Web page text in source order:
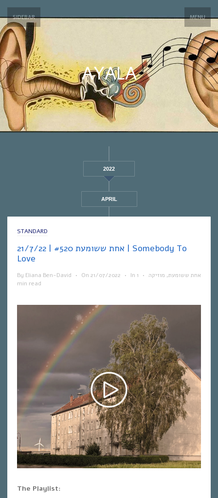
SIDEBAR MENU
AYALA
2022
APRIL
STANDARD
אחת ששומעת #520 | 21/7/22 | Somebody To
Love
By Eliana Ben-David • On 21/07/2022 • In אחת ששומעת, מוזיקה •
1
min read
The Playlist: